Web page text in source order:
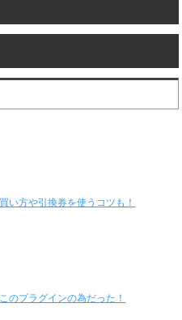
い方や引換券を使うコツも！
のプラグインの為だった！